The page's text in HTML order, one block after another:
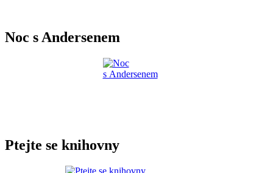
Noc s Andersenem
Ptejte se knihovny